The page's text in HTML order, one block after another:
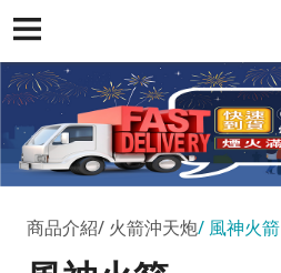
商品介紹 火箭沖天炮 風神火箭